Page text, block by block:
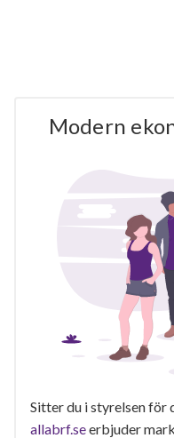
Modern
Sitter du i styrelsen för
allabrf.seerbjuder